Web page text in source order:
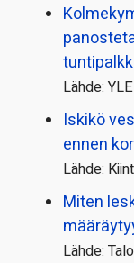
Lähde:
Iskikö
ennen
Lähde:
Miten
Lähde: